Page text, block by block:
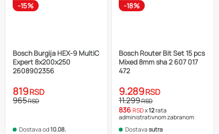
-15%
Bosch Burgija HEX-9 MultiC
Expert 8x200x250
2608902356
819RSD
965RSD
Dostava od10.08.
-18%
Bosch Router Bit Set 15 pcs
Mixed 8mm sha 2 607 017
472
9.289RSD
11.299RSD
836RSDx12rata
administrativnom zabranom
Dostavasutra